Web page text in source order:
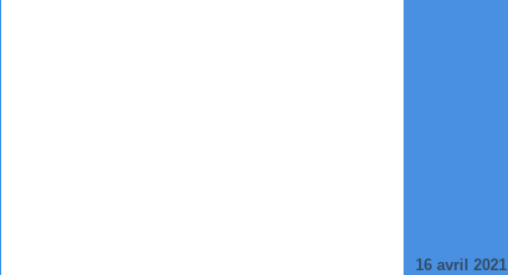
16 avril 2021